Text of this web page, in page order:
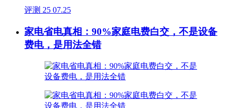
评测 25 07.25
家电省电真相：90%家庭电费白交，不是设备
费电，是用法全错